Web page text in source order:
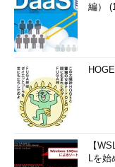
編）
【
Lを始